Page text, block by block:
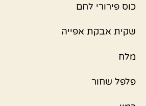
כוס פירורי לחם
שקית אבקת אפייה
מלח
פלפל שחור